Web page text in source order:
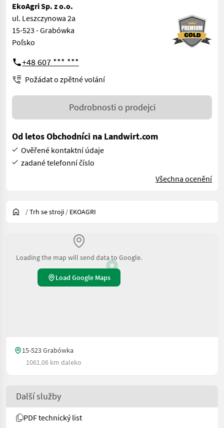
EkoAgri Sp. z o.o.
ul. Leszczynowa 2a
15-523 - Grabówka
Poľsko
+48 607 *** ***
Požádat o zpětné volání
Podrobnosti o prodejci
Od letos Obchodníci na Landwirt.com
Ověřené kontaktní údaje
zadané telefonní číslo
Všechna ocenění
/Trh se stroji / EKOAGRI
Loading the map will send data to Google.
Load Google Maps
15-523 Grabówka
1061.06 km daleko
Další služby
PDF technický list